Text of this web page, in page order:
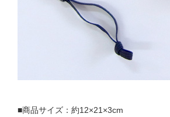
■商品サイズ：約12×21×3cm